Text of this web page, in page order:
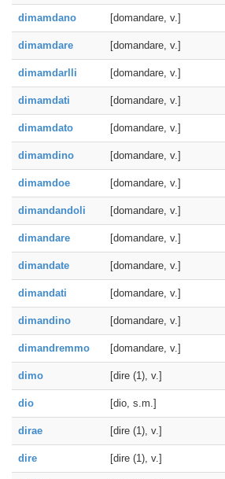
dimamdano [domandare, v.]
dimamdare [domandare, v.]
dimamdarlli [domandare, v.]
dimamdati [domandare, v.]
dimamdato [domandare, v.]
dimamdino [domandare, v.]
dimamdoe [domandare, v.]
dimandandoli [domandare, v.]
dimandare [domandare, v.]
dimandate [domandare, v.]
dimandati [domandare, v.]
dimandino [domandare, v.]
dimandremmo [domandare, v.]
dimo [dire (1), v.]
dio [dio, s.m.]
dirae [dire (1), v.]
dire [dire (1), v.]